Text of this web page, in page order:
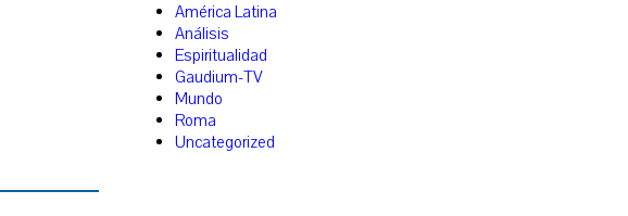
América Latina
Análisis
Espiritualidad
Gaudium-TV
Mundo
Roma
Uncategorized